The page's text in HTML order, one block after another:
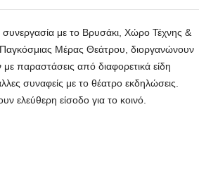
με το Βρυσάκι, Χώρο Τέχνης &
Μέρας Θεάτρου, διοργανώνουν
παραστάσεις από διαφορετικά είδη
συναφείς με το θέατρο εκδηλώσεις.
ελεύθερη είσοδο για το κοινό.